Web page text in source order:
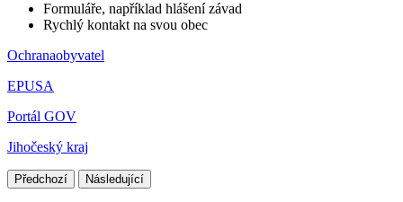
Formuláře, například hlášení závad
Rychlý kontakt na svou obec
Ochranaobyvatel
EPUSA
Portál GOV
Jihočeský kraj
Předchozí Následující